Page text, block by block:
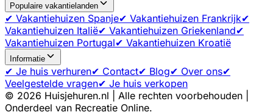
Populaire vakantielanden
✔ Vakantiehuizen Spanje✔ Vakantiehuizen Frankrijk✔
Vakantiehuizen Italië✔ Vakantiehuizen Griekenland✔
Vakantiehuizen Portugal✔ Vakantiehuizen Kroatië
Informatie
✔ Je huis verhuren✔ Contact✔ Blog✔ Over ons✔
Veelgestelde vragen✔ Je huis verkopen
© 2026 Huisjehuren.nl | Alle rechten voorbehouden |
Onderdeel van Recreatie Online.